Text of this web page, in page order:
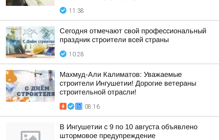
11:38
Сегодня отмечают свой профессиональный
праздник строители всей страны
10:28
Махмуд-Али Калиматов: Уважаемые
строители Ингушетии! Дорогие ветераны
строительной отрасли!
08:16
В Ингушетии с 9 по 10 августа объявлено
штормовое предупреждение